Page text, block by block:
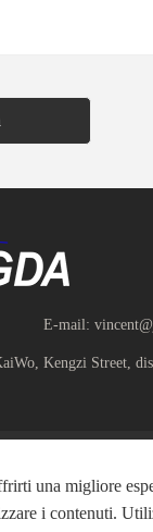
E-mail:
Kengzi Street,
una migliore
i contenuti.